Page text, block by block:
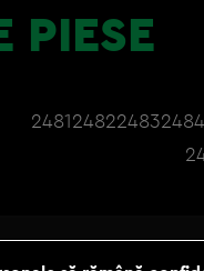
PIESE
2481248224832484